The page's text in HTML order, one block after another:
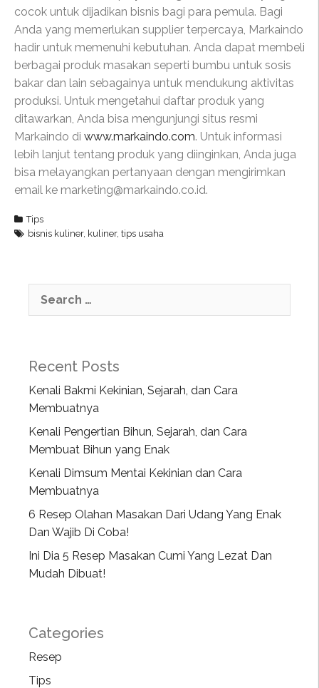
cocok untuk dijadikan bisnis bagi para pemula. Bagi
Anda yang memerlukan supplier terpercaya, Markaindo
hadir untuk memenuhi kebutuhan. Anda dapat membeli
berbagai produk masakan seperti bumbu untuk sosis
bakar dan lain sebagainya untuk mendukung aktivitas
produksi. Untuk mengetahui daftar produk yang
ditawarkan, Anda bisa mengunjungi situs resmi
Markaindo di www.markaindo.com. Untuk informasi
lebih lanjut tentang produk yang diinginkan, Anda juga
bisa melayangkan pertanyaan dengan mengirimkan
email ke marketing@markaindo.co.id.
Tips
bisnis kuliner, kuliner, tips usaha
Recent Posts
Kenali Bakmi Kekinian, Sejarah, dan Cara
Membuatnya
Kenali Pengertian Bihun, Sejarah, dan Cara
Membuat Bihun yang Enak
Kenali Dimsum Mentai Kekinian dan Cara
Membuatnya
6 Resep Olahan Masakan Dari Udang Yang Enak
Dan Wajib Di Coba!
Ini Dia 5 Resep Masakan Cumi Yang Lezat Dan
Mudah Dibuat!
Categories
Resep
Tips